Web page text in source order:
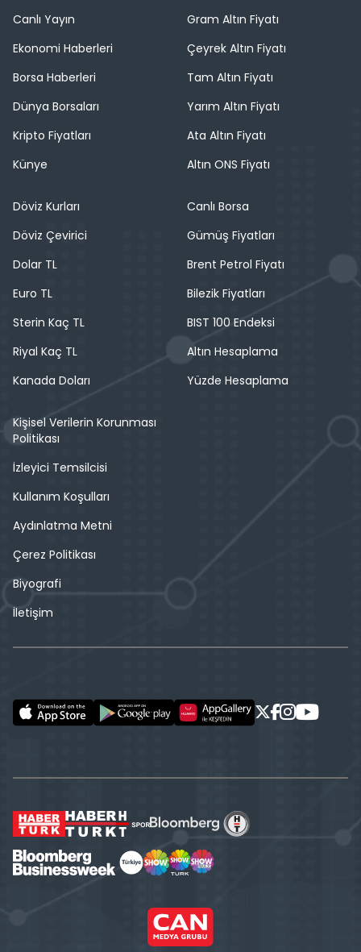
Canlı Yayın
Ekonomi Haberleri
Borsa Haberleri
Dünya Borsaları
Kripto Fiyatları
Künye
Gram Altın Fiyatı
Çeyrek Altın Fiyatı
Tam Altın Fiyatı
Yarım Altın Fiyatı
Ata Altın Fiyatı
Altın ONS Fiyatı
Döviz Kurları
Döviz Çevirici
Dolar TL
Euro TL
Sterin Kaç TL
Riyal Kaç TL
Kanada Doları
Canlı Borsa
Gümüş Fiyatları
Brent Petrol Fiyatı
Bilezik Fiyatları
BIST 100 Endeksi
Altın Hesaplama
Yüzde Hesaplama
Kişisel Verilerin Korunması
Politikası
İzleyici Temsilcisi
Kullanım Koşulları
Aydınlatma Metni
Çerez Politikası
Biyografi
İletişim